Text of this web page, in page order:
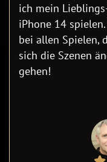
ich mein
iPhone 14
bei allen Spielen,
sich die Szenen
gehen!